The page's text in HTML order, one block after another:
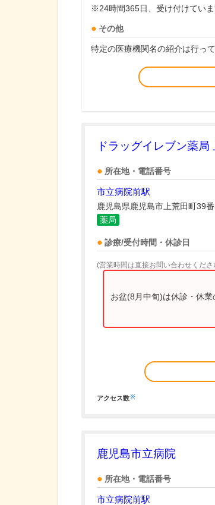
※24時間365日、受け付けていま
その他
特定の医療機関名の紹介は行って
ドラッグイレブン薬局
所在地・電話番号
市立病院前駅
鹿児島県鹿児島市上荒田町39
薬局
診療/受付時間・休診日
(営業時間は直接お問い合わせくださ
お盆(8月中旬)は休診・休
アクセス数※
鹿児島市立病院
所在地・電話番号
市立病院前駅